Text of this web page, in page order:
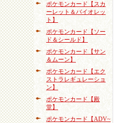
ポケモンカード【スカ
ーレット＆バイオレッ
ト】
ポケモンカード【ソー
ド＆シールド】
ポケモンカード【サン
＆ムーン】
ポケモンカード【エク
ストラレギュレーショ
ン】
ポケモンカード【殿
堂】
ポケモンカード【ADV~